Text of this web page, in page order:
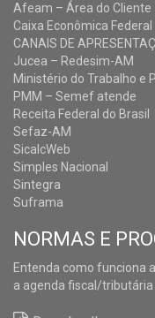
Afeam – Área do Cliente
Caixa Econômica Federal
CANAIS DE
Jucea – Redesim-AM
Ministério do Trabalho e
PMM – Semef atende
Receita Federal do Brasil
Sefaz-AM
SicalcWeb
Simples Nacional
Sintegra
Suframa
NORMAS E
Entenda como funciona
a agenda fiscal/tributária